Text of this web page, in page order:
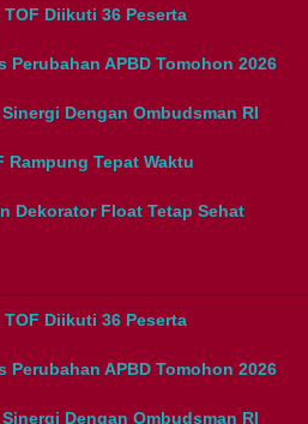
Diikuti 36 Peserta
APBD Tomohon 2026
Dengan Ombudsman RI
Rampung Tepat Waktu
Dekorator Float Tetap Sehat
Diikuti 36 Peserta
APBD Tomohon 2026
Dengan Ombudsman RI